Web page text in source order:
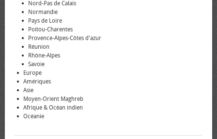
Nord-Pas de Calais
Normandie
Pays de Loire
Poitou-Charentes
Provence-Alpes-Côtes d'azur
Réunion
Rhône-Alpes
Savoie
Europe
Amériques
Asie
Moyen-Orient Maghreb
Afrique & Océan indien
Océanie